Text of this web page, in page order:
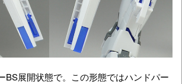
BS展開状態で。この形態ではハンドパー